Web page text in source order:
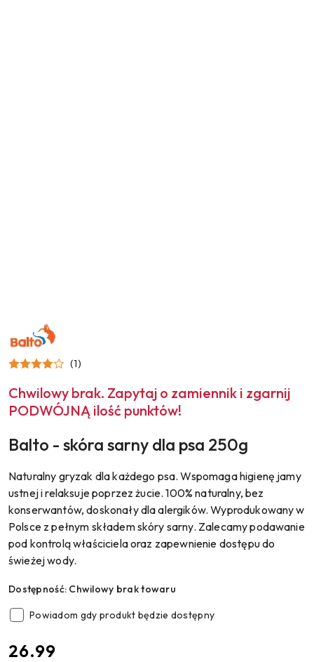
NAZWA
PRODUCENTA:
BALTO
(1)
Chwilowy brak. Zapytaj o zamiennik i zgarnij
PODWÓJNĄ ilość punktów!
Balto - skóra sarny dla psa 250g
Naturalny gryzak dla każdego psa. Wspomaga higienę jamy
ustnej i relaksuje poprzez żucie. 100% naturalny, bez
konserwantów, doskonały dla alergików. Wyprodukowany w
Polsce z pełnym składem skóry sarny. Zalecamy podawanie
pod kontrolą właściciela oraz zapewnienie dostępu do
świeżej wody.
Dostępność: Chwilowy brak towaru
Powiadom gdy produkt będzie dostępny
cena:
26.99